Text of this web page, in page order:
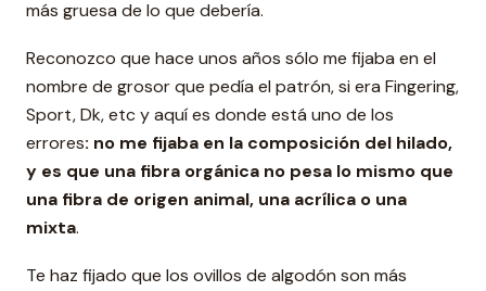
más gruesa de lo que debería.
Reconozco que hace unos años sólo me fijaba en el
nombre de grosor que pedía el patrón, si era Fingering,
Sport, Dk, etc y aquí es donde está uno de los
errores: no me fijaba en la composición del hilado,
y es que una fibra orgánica no pesa lo mismo que
una fibra de origen animal, una acrílica o una
mixta.
Te haz fijado que los ovillos de algodón son más